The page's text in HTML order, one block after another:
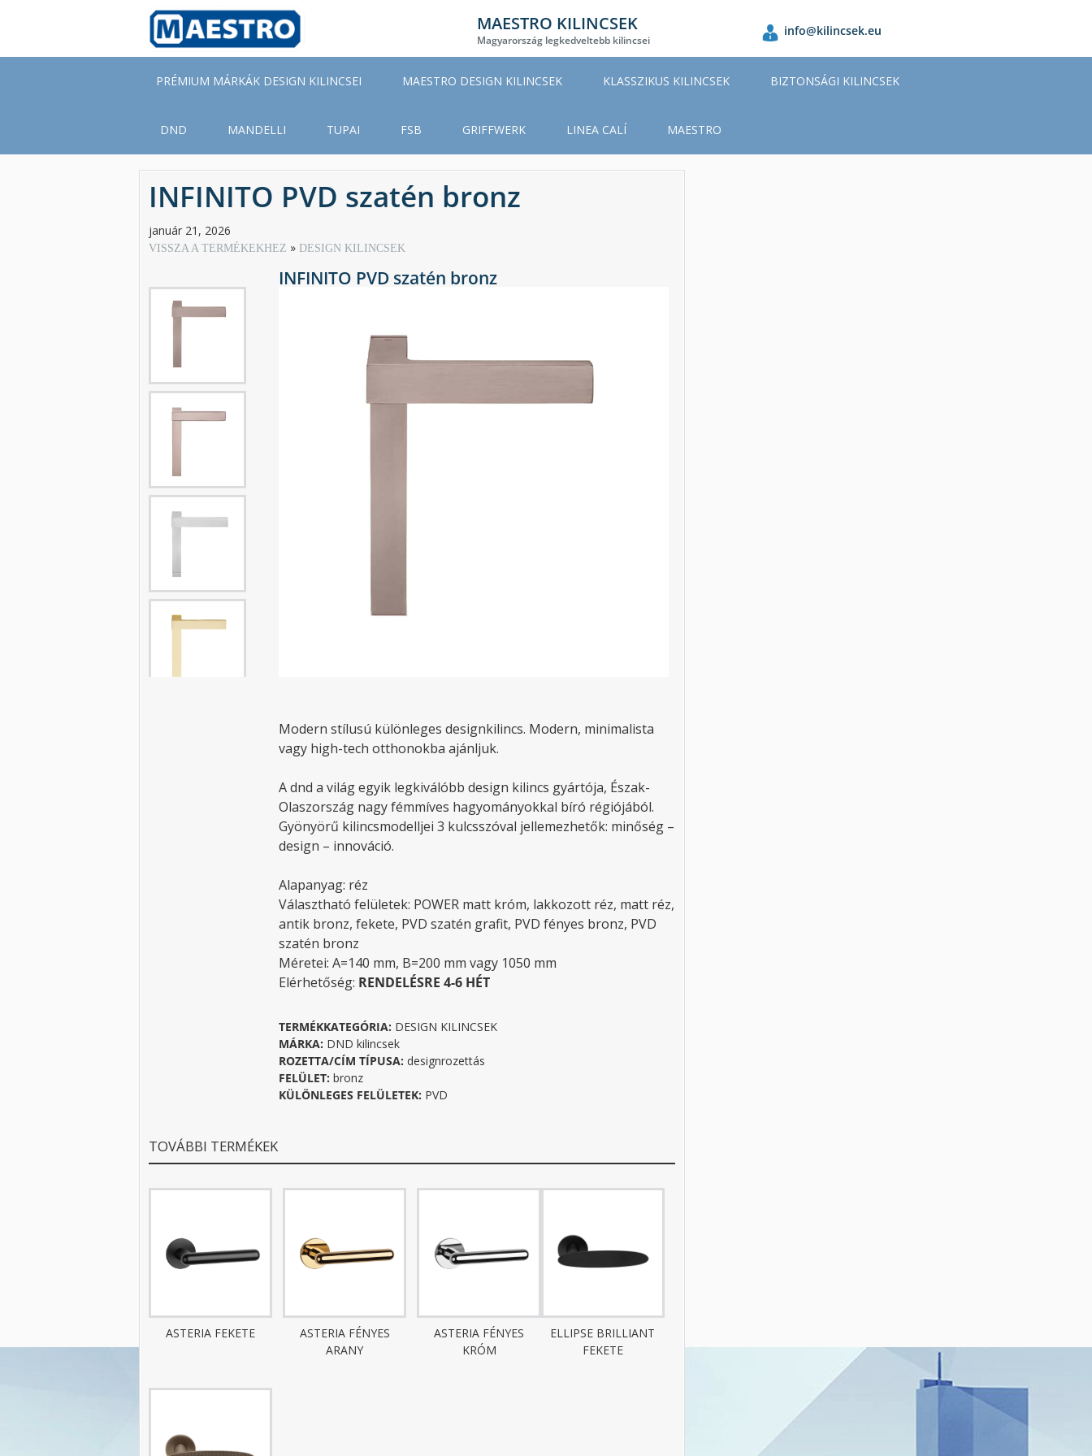
content
MAESTRO KILINCSEK
Magyarország legkedveltebb kilincsei
info@kilincsek.eu
PRÉMIUM MÁRKÁK DESIGN KILINCSEI MAESTRO DESIGN KILINCSEK KLASSZIKUS KILINCSEK BIZTONSÁGI KILINCSEK
DND MANDELLI TUPAI FSB GRIFFWERK LINEA CALÍ MAESTRO
INFINITO PVD szatén bronz
január 21, 2026
VISSZA A TERMÉKEKHEZ DESIGN KILINCSEK
INFINITO PVD szatén bronz
Modern stílusú különleges designkilincs. Modern, minimalista
vagy high-tech otthonokba ajánljuk.
A dnd a világ egyik legkiválóbb design kilincs gyártója, Észak-
Olaszország nagy fémmíves hagyományokkal bíró régiójából.
Gyönyörű kilincsmodelljei 3 kulcsszóval jellemezhetők: minőség –
design – innováció.
Alapanyag: réz
Választható felületek: POWER matt króm, lakkozott réz, matt réz,
antik bronz, fekete, PVD szatén grafit, PVD fényes bronz, PVD
szatén bronz
Méretei: A=140 mm, B=200 mm vagy 1050 mm
Elérhetőség: RENDELÉSRE 4-6 HÉT
TERMÉKKATEGÓRIA: DESIGN KILINCSEK
MÁRKA: DND kilincsek
ROZETTA/CÍM TÍPUSA: designrozettás
FELÜLET: bronz
KÜLÖNLEGES FELÜLETEK: PVD
TOVÁBBI TERMÉKEK
ASTERIA FEKETE
ASTERIA FÉNYES
ARANY
ASTERIA FÉNYES
KRÓM
ELLIPSE BRILLIANT
FEKETE